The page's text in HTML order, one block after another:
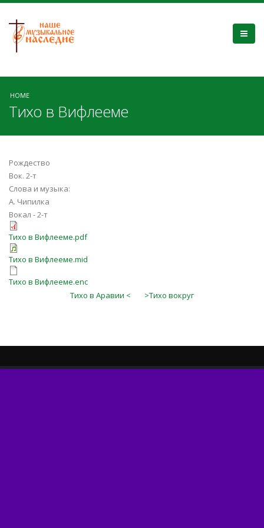
HOME
Тихо в Вифлееме
Рождество
Вок. 2-т
Слова и музыка:
А. Чипилка
Вокал - 2-т
Тихо в Вифлееме.pdf
Тихо в Вифлееме.mid
Тихо в Вифлееме.enc
Тихо в Аравии <
>Тихо вокруг